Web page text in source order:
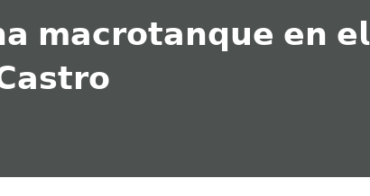
𝗺𝗮𝗰𝗿𝗼𝘁𝗮𝗻𝗾𝘂𝗲 𝗲𝗻 𝗲𝗹